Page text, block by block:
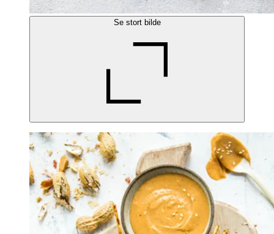
Se stort bilde